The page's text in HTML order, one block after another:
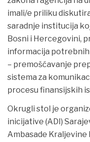
imali/e priliku
saradnje institucija
Bosni i Hercegovini,
informacija
– premošćavanje
sistema za
procesu finansijskih
Okrugli stol je
inicijative (ADI)
Ambasade Kraljevine